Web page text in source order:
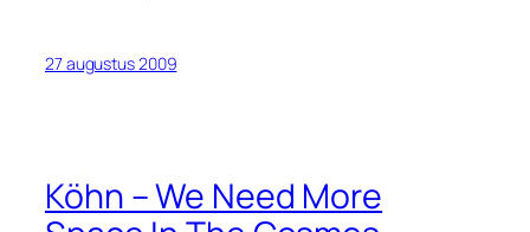
27 augustus 2009
Köhn – We Need More